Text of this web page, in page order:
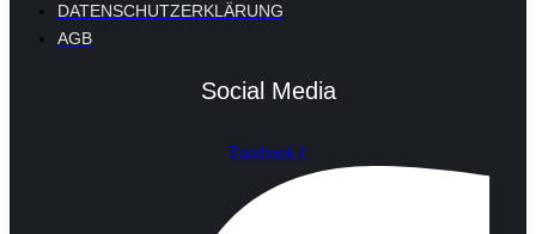
DATENSCHUTZERKLÄRUNG
AGB
Social Media
Facebook-f